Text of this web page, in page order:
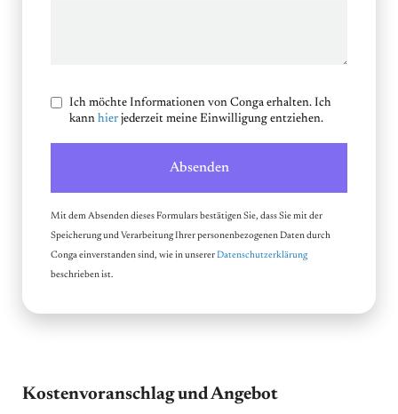
Kostenvoranschlag und Angebot
Ich möchte Informationen von Conga erhalten. Ich
kann hier jederzeit meine Einwilligung entziehen.
Mit dem Absenden dieses Formulars bestätigen Sie, dass Sie mit der
Speicherung und Verarbeitung Ihrer personenbezogenen Daten durch
Conga einverstanden sind, wie in unsererDatenschutzerklärung
beschrieben ist.
Absenden